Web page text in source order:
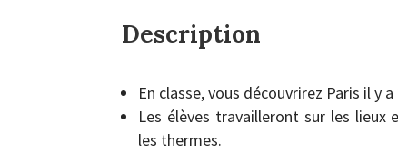
Description
En classe, vous découvrirez Paris il y
Les élèves travailleront sur les lieux
les thermes.